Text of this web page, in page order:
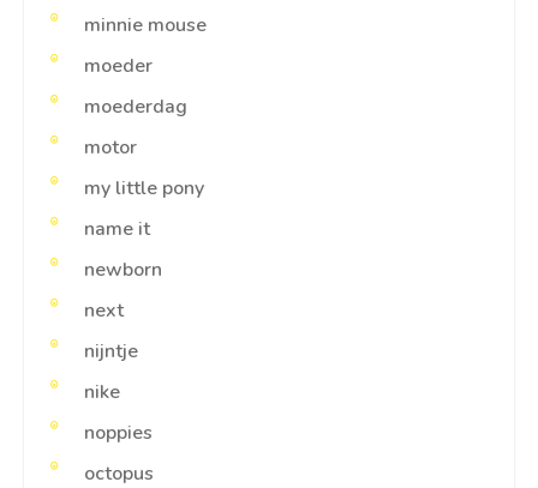
minnie mouse
moeder
moederdag
motor
my little pony
name it
newborn
next
nijntje
nike
noppies
octopus